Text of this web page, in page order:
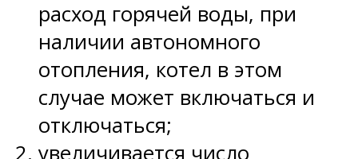
расход горячей воды, при
наличии автономного
отопления, котел в этом
случае может включаться и
отключаться;
увеличивается число